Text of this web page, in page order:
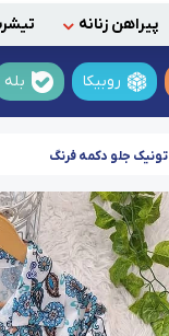
پیراهن زنانه
روبیکا بله
تونیک جلو دکمه فرنگ